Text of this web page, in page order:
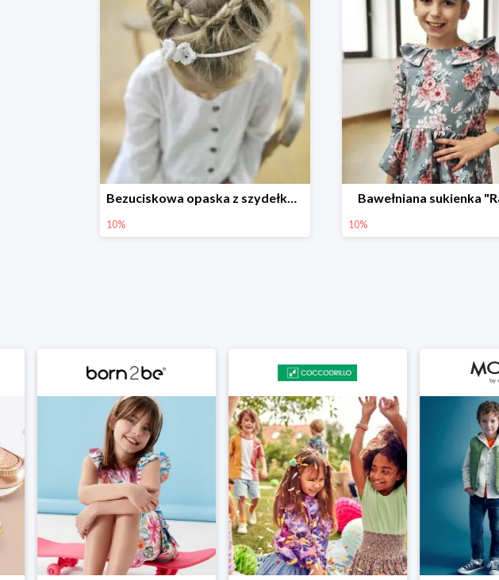
Bezuciskowa opaska z szydełkowym motylkiem
10%
Bawełniana sukienka
10%